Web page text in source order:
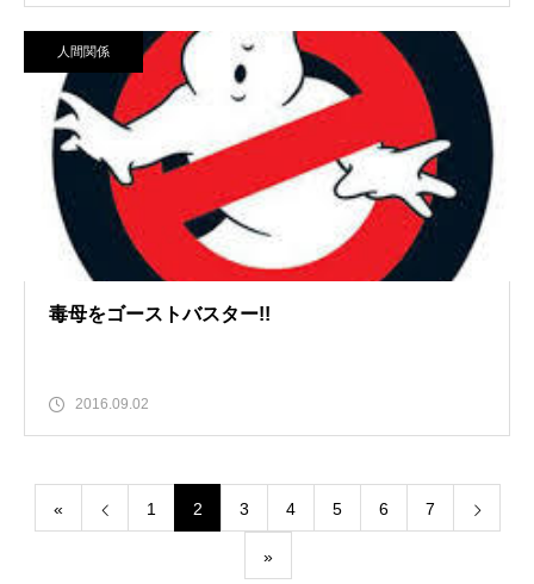
人間関係
毒母をゴーストバスター!!
2016.09.02
« 1 2 3 4 5 6 7
»